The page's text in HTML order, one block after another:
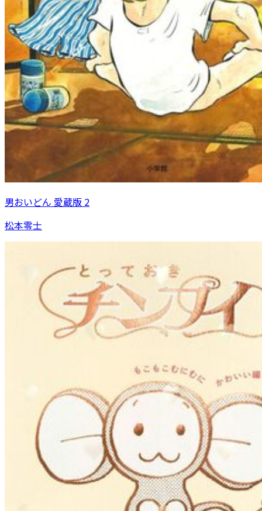
男おいどん 愛蔵版 2
松本零士